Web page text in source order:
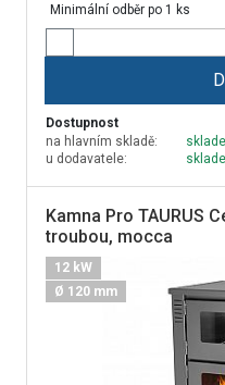
Minimální odběr po 1 ks
Dostupnost
na hlavním skladě:
u dodavatele:
Kamna Pro TAURUS
troubou, mocca
12 kW
Ø 120 mm